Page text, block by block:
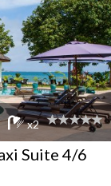
x2
Suite 4/6